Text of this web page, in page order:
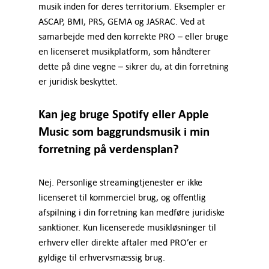
musik inden for deres territorium. Eksempler er
ASCAP, BMI, PRS, GEMA og JASRAC. Ved at
samarbejde med den korrekte PRO – eller bruge
en licenseret musikplatform, som håndterer
dette på dine vegne – sikrer du, at din forretning
er juridisk beskyttet.
Kan jeg bruge Spotify eller Apple
Music som baggrundsmusik i min
forretning på verdensplan?
Nej. Personlige streamingtjenester er ikke
licenseret til kommerciel brug, og offentlig
afspilning i din forretning kan medføre juridiske
sanktioner. Kun licenserede musikløsninger til
erhverv eller direkte aftaler med PRO’er er
gyldige til erhvervsmæssig brug.